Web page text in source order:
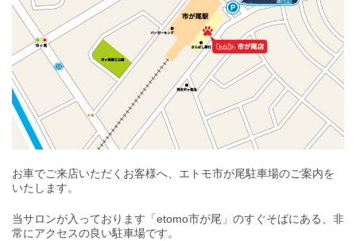
お車でご来店いただくお客様へ、エトモ市が尾駐車場のご案内を
いたします。
当サロンが入っております「etomo市が尾」のすぐそばにある、非
常にアクセスの良い駐車場です。